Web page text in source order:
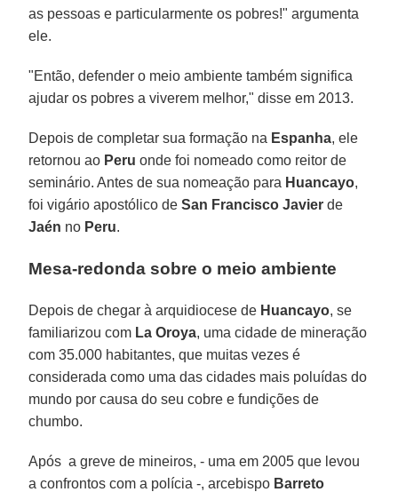
as pessoas e particularmente os pobres!" argumenta
ele.
"Então, defender o meio ambiente também significa
ajudar os pobres a viverem melhor," disse em 2013.
Depois de completar sua formação na Espanha, ele
retornou ao Peru onde foi nomeado como reitor de
seminário. Antes de sua nomeação para Huancayo,
foi vigário apostólico deSan Francisco Javier de
Jaén no Peru.
Mesa-redonda sobre o meio ambiente
Depois de chegar à arquidiocese de Huancayo, se
familiarizou com La Oroya, uma cidade de mineração
com 35.000 habitantes, que muitas vezes é
considerada como uma das cidades mais poluídas do
mundo por causa do seu cobre e fundições de
chumbo.
Após a greve de mineiros, - uma em 2005 que levou
a confrontos com a polícia -, arcebispo Barreto